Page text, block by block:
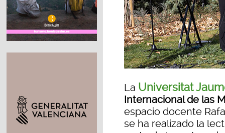
La Universitat
Internacional de las
espacio docente
se ha realizado la